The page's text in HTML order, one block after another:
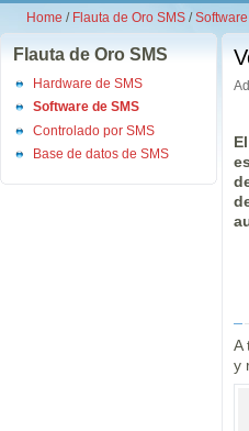
Home / Flauta de Oro SMS /
Flauta de Oro SMS
Hardware de SMS
Software de SMS
Controlado por SMS
Base de datos de SMS
A
y